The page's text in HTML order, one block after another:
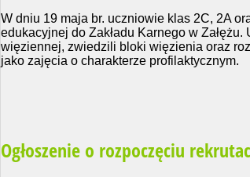
W dniu 19 maja br. uczniowie klas 2C, 2A
edukacyjnej do Zakładu Karnego w
więziennej, zwiedzili bloki więzienia oraz
jako zajęcia o charakterze profilaktycznym.
Ogłoszenie o rozpoczęciu